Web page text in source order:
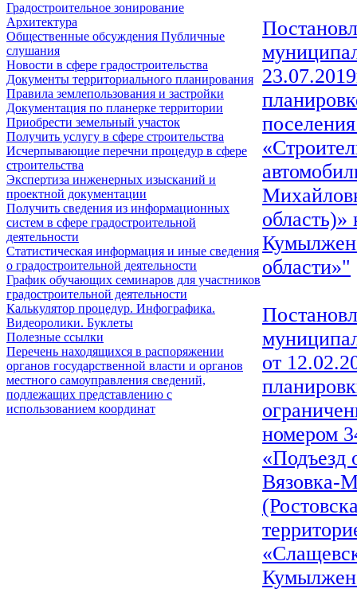
Градостроительное зонирование
Архитектура
Общественные обсуждения Публичные
слушания
Новости в сфере градостроительства
Документы территориального планирования
Правила землепользования и застройки
Документация по планерке территории
Приобрести земельный участок
Получить услугу в сфере строительства
Исчерпывающие перечни процедур в сфере
строительства
Экспертиза инженерных изысканий и
проектной документации
Получить сведения из информационных
систем в сфере градостроительной
деятельности
Статистическая информация и иные сведения
о градостроительной деятельности
График обучающих семинаров для участников
градостроительной деятельности
Калькулятор процедур. Инфографика.
Видеоролики. Буклеты
Полезные ссылки
Перечень находящихся в распоряжении
органов государственной власти и органов
местного самоуправления сведений,
подлежащих представлению с
использованием координат
области»"
от
номером
«Подъезд
Вязовка-